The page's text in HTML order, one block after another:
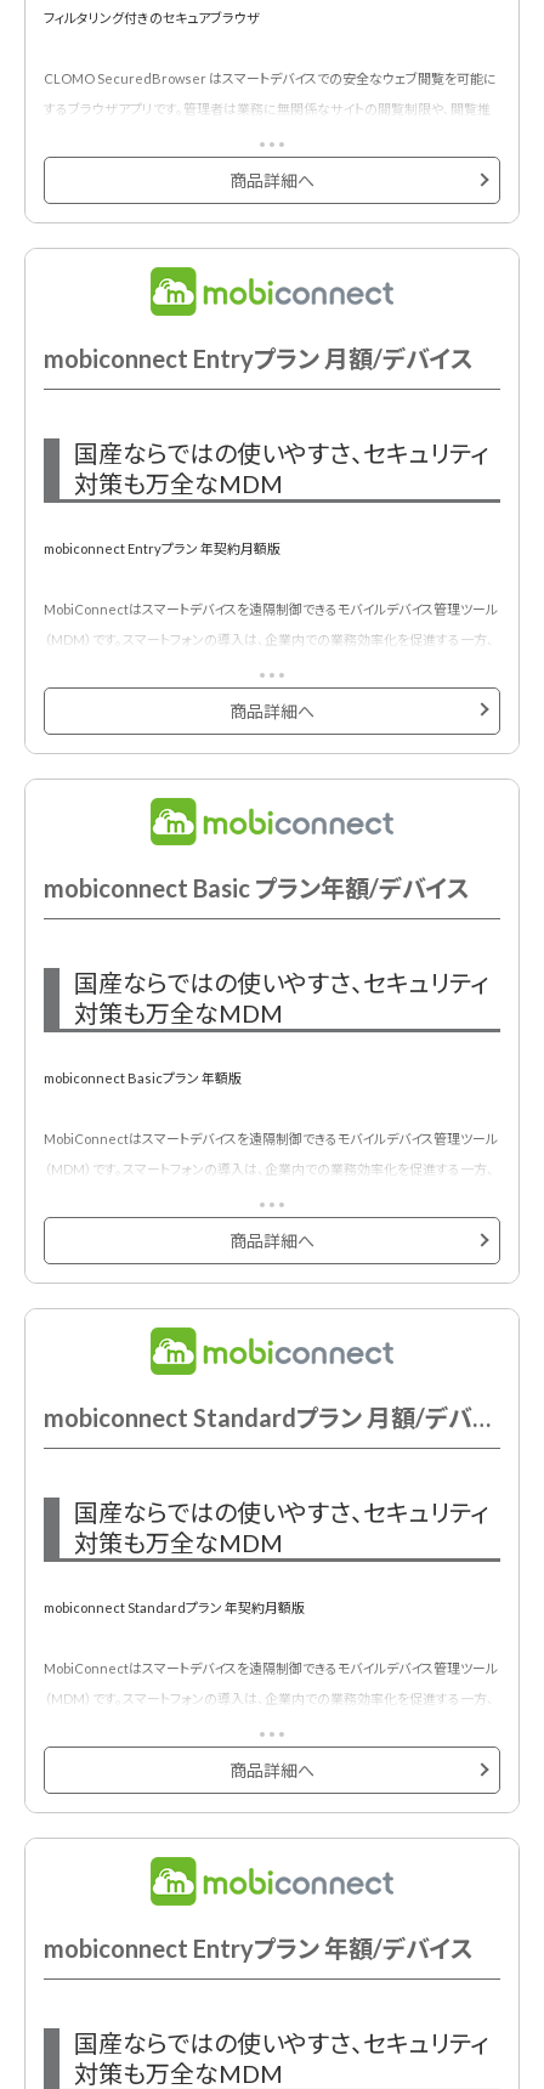
フィルタリング付きのセキュアブラウザ
CLOMO SecuredBrowser はスマートデバイスでの安全なウェブ閲覧を可能に
するブラウザアプリです。管理者は業務に無関係なサイトの閲覧制限や､閲覧推
i-FILTERとの連携により有害・業務外サイトの閲覧を制御可能です。
商品詳細へ
mobiconnect Entryプラン 月額/デバイス
国産ならではの使いやすさ、セキュリティ
対策も万全なMDM
mobiconnect Entryプラン 年契約月額版
MobiConnectはスマートデバイスを遠隔制御できるモバイルデバイス管理ツール
（MDM）です。スマートフォンの導入は、企業内での業務効率化を促進する一方、
顧客情報など、機密情報の漏洩リスクが課題となります。
MobiConnectは、スマートフォンに対するセキュリティと一元管理を提供するこ
とにより、企業内のスマートフォンをより安全に、そして、より統制のとれた形で利
商品詳細へ
mobiconnect Basic プラン年額/デバイス
国産ならではの使いやすさ、セキュリティ
対策も万全なMDM
mobiconnect Basicプラン 年額版
MobiConnectはスマートデバイスを遠隔制御できるモバイルデバイス管理ツール
（MDM）です。スマートフォンの導入は、企業内での業務効率化を促進する一方、
顧客情報など、機密情報の漏洩リスクが課題となります。
MobiConnectは、スマートフォンに対するセキュリティと一元管理を提供するこ
とにより、企業内のスマートフォンをより安全に、そして、より統制のとれた形で利
商品詳細へ
mobiconnect Standardプラン 月額/デバイス
国産ならではの使いやすさ、セキュリティ
対策も万全なMDM
mobiconnect Standardプラン 年契約月額版
MobiConnectはスマートデバイスを遠隔制御できるモバイルデバイス管理ツール
（MDM）です。スマートフォンの導入は、企業内での業務効率化を促進する一方、
顧客情報など、機密情報の漏洩リスクが課題となります。
MobiConnectは、スマートフォンに対するセキュリティと一元管理を提供するこ
とにより、企業内のスマートフォンをより安全に、そして、より統制のとれた形で利
商品詳細へ
mobiconnect Entryプラン 年額/デバイス
国産ならではの使いやすさ、セキュリティ
対策も万全なMDM